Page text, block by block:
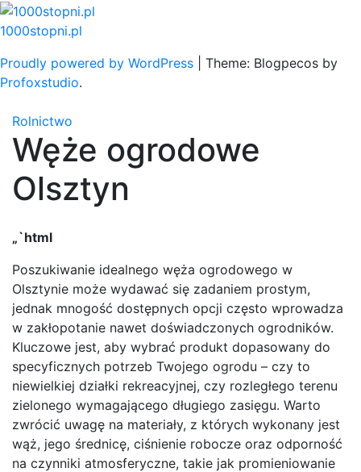
Skip
to
1000stopni.pl
Proudly powered by WordPress
Theme: Blogpecos by
Profoxstudio.
Rolnictwo
Węże ogrodowe
Olsztyn
„`html
Poszukiwanie idealnego węża ogrodowego w
Olsztynie może wydawać się zadaniem prostym,
jednak mnogość dostępnych opcji często wprowadza
w zakłopotanie nawet doświadczonych ogrodników.
Kluczowe jest, aby wybrać produkt dopasowany do
specyficznych potrzeb Twojego ogrodu – czy to
niewielkiej działki rekreacyjnej, czy rozległego terenu
zielonego wymagającego długiego zasięgu. Warto
zwrócić uwagę na materiały, z których wykonany jest
wąż, jego średnicę, ciśnienie robocze oraz odporność
na czynniki atmosferyczne, takie jak promieniowanie